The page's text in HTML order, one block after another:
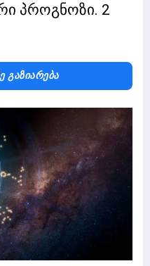
პროგნოზი. 2
Გაზიარება